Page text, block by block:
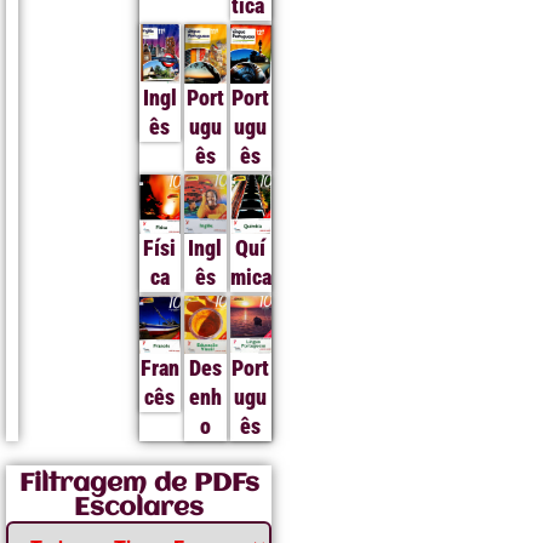
tica
Ingl
ês
Port
ugu
ês
Port
ugu
ês
Físi
ca
Ingl
ês
Quí
mica
Fran
cês
Des
enh
o
Port
ugu
ês
Filtragem de PDFs
Escolares